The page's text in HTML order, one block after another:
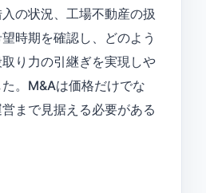
の状況、工場不動産の扱
時期を確認し、どのよう
り力の引継ぎを実現しや
。M&Aは価格だけでな
まで見据える必要がある